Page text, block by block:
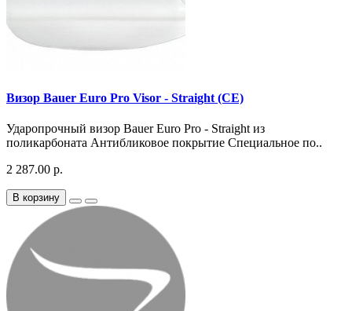
Визор Bauer Euro Pro Visor - Straight (CE)
Ударопрочный визор Bauer Euro Pro - Straight из
поликарбоната Антибликовое покрытие Специальное по..
2 287.00 р.
В корзину